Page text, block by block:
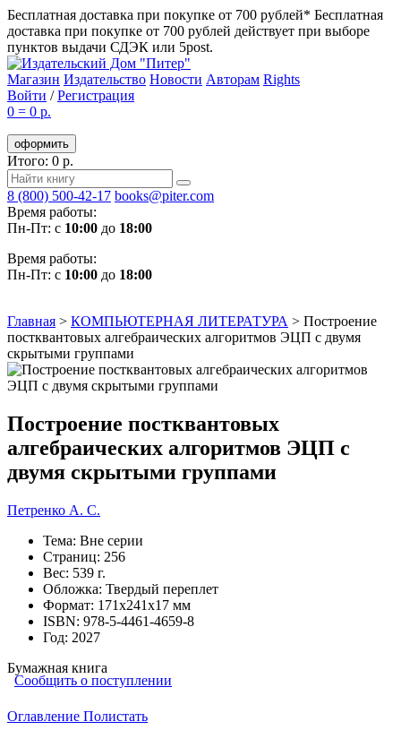
Бесплатная доставка при покупке от 700 рублей* Бесплатная
доставка при покупке от 700 рублей действует при выборе
пунктов выдачи СДЭК или 5post.
Магазин Издательство Новости Авторам Rights
Войти /Регистрация
0 = 0 р.
оформить
Итого: 0 р.
8 (800) 500-42-17 books@piter.com
Время работы:
Пн-Пт: с 10:00 до 18:00
Время работы:
Пн-Пт: с 10:00 до 18:00
Главная > КОМПЬЮТЕРНАЯ ЛИТЕРАТУРА > Построение
постквантовых алгебраических алгоритмов ЭЦП с двумя
скрытыми группами
Построение постквантовых
алгебраических алгоритмов ЭЦП с
двумя скрытыми группами
Петренко А. С.
Тема: Вне серии
Страниц: 256
Вес: 539 г.
Обложка: Твердый переплет
Формат: 171х241х17 мм
ISBN: 978-5-4461-4659-8
Год: 2027
Бумажная книга
Сообщить о поступлении
Оглавление Полистать